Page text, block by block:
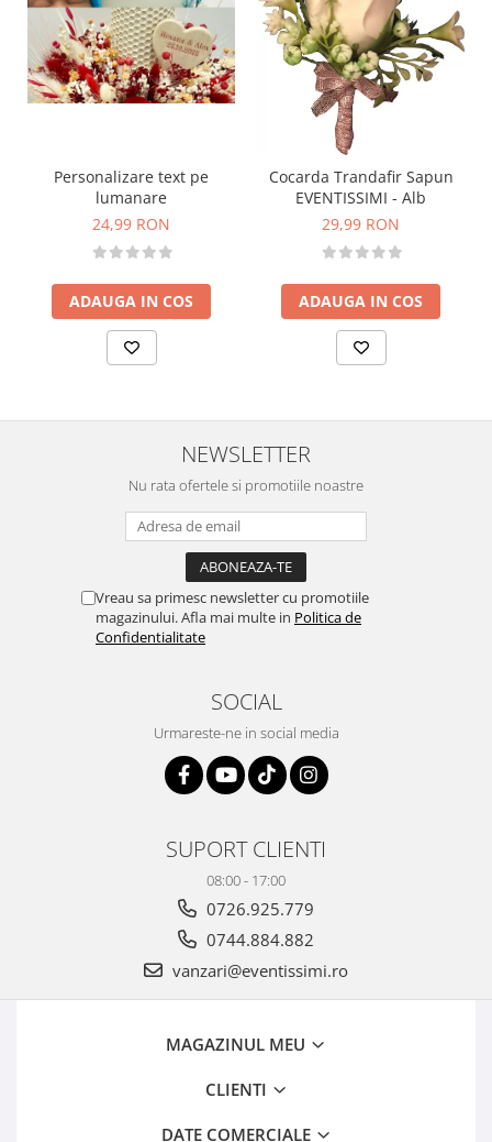
Personalizare text pe
lumanare
24,99 RON
ADAUGA IN COS
Cocarda Trandafir Sapun
EVENTISSIMI - Alb
29,99 RON
ADAUGA IN COS
NEWSLETTER
Nu rata ofertele si promotiile noastre
Vreau sa primesc newsletter cu promotiile
magazinului. Afla mai multe in Politica de
Confidentialitate
SOCIAL
Urmareste-ne in social media
SUPORT CLIENTI
08:00 - 17:00
0726.925.779
0744.884.882
vanzari@eventissimi.ro
MAGAZINUL MEU
CLIENTI
DATE COMERCIALE